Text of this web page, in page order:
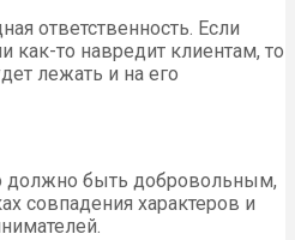
ответственность. Если
как-то навредит клиентам, то
лежать и на его
должно быть добровольным,
совпадения характеров и